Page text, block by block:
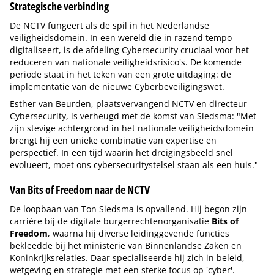
Strategische verbinding
De NCTV fungeert als de spil in het Nederlandse
veiligheidsdomein. In een wereld die in razend tempo
digitaliseert, is de afdeling Cybersecurity cruciaal voor het
reduceren van nationale veiligheidsrisico's. De komende
periode staat in het teken van een grote uitdaging: de
implementatie van de nieuwe Cyberbeveiligingswet.
Esther van Beurden, plaatsvervangend NCTV en directeur
Cybersecurity, is verheugd met de komst van Siedsma: "Met
zijn stevige achtergrond in het nationale veiligheidsdomein
brengt hij een unieke combinatie van expertise en
perspectief. In een tijd waarin het dreigingsbeeld snel
evolueert, moet ons cybersecuritystelsel staan als een huis."
Van Bits of Freedom naar de NCTV
De loopbaan van Ton Siedsma is opvallend. Hij begon zijn
carrière bij de digitale burgerrechtenorganisatie Bits of
Freedom, waarna hij diverse leidinggevende functies
bekleedde bij het ministerie van Binnenlandse Zaken en
Koninkrijksrelaties. Daar specialiseerde hij zich in beleid,
wetgeving en strategie met een sterke focus op 'cyber'.